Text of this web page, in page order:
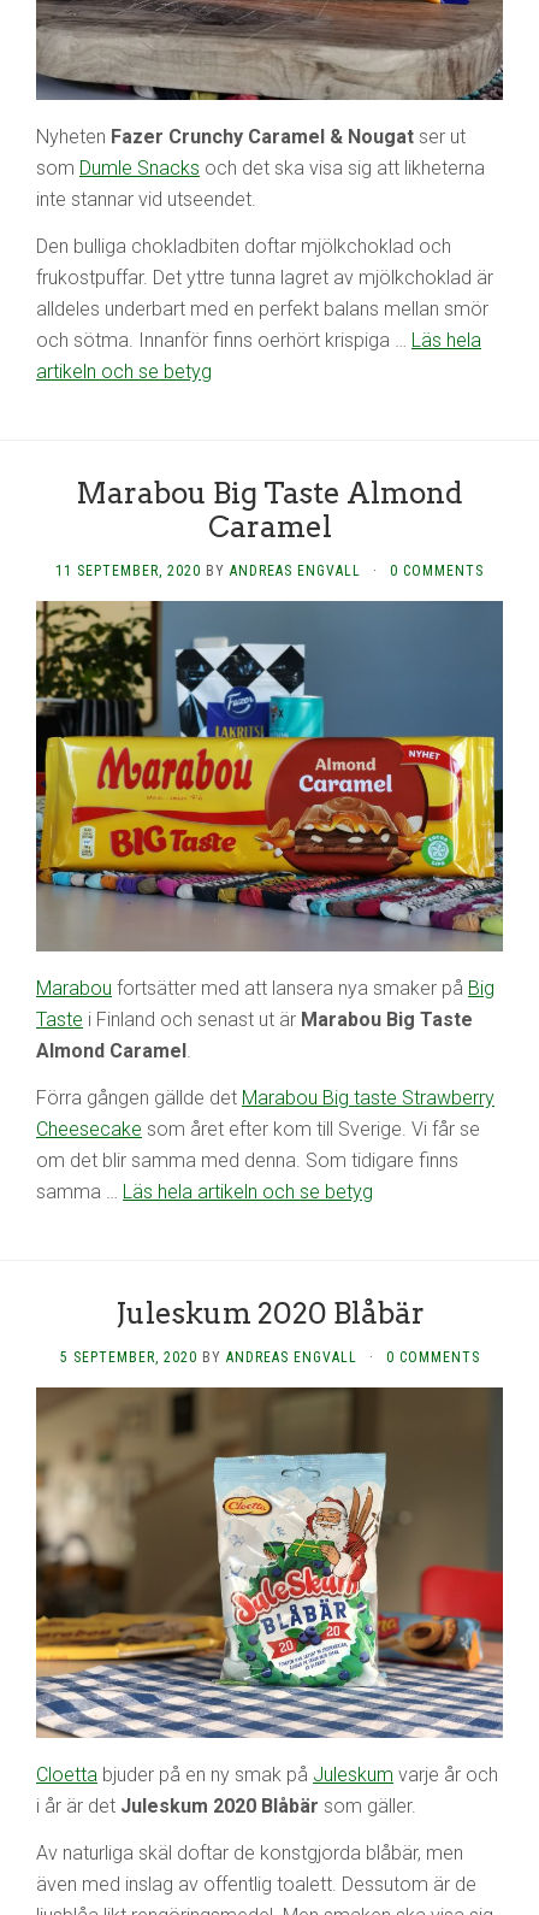
Nyheten Fazer Crunchy Caramel & Nougat ser ut
som Dumle Snacks och det ska visa sig att likheterna
inte stannar vid utseendet.
Den bulliga chokladbiten doftar mjölkchoklad och
frukostpuffar. Det yttre tunna lagret av mjölkchoklad är
alldeles underbart med en perfekt balans mellan smör
och sötma. Innanför finns oerhört krispiga … Läs hela
artikeln och se betyg
Marabou Big Taste Almond
Caramel
11 SEPTEMBER, 2020 BY ANDREAS ENGVALL · 0 COMMENTS
Marabou fortsätter med att lansera nya smaker på Big
Taste i Finland och senast ut är Marabou Big Taste
Almond Caramel
Förra gången gällde det Marabou Big taste Strawberry
Cheesecake som året efter kom till Sverige. Vi får se
om det blir samma med denna. Som tidigare finns
samma … Läs hela artikeln och se betyg
Juleskum 2020 Blåbär
5 SEPTEMBER, 2020 BY ANDREAS ENGVALL · 0 COMMENTS
Cloetta bjuder på en ny smak på Juleskum varje år och
i år är det Juleskum 2020 Blåbär som gäller.
Av naturliga skäl doftar de konstgjorda blåbär, men
även med inslag av offentlig toalett. Dessutom är de